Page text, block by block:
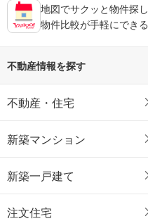
地図でサクッと物件探し
物件比較が手軽にできる
不動産情報を探す
不動産・住宅
新築マンション
新築一戸建て
注文住宅